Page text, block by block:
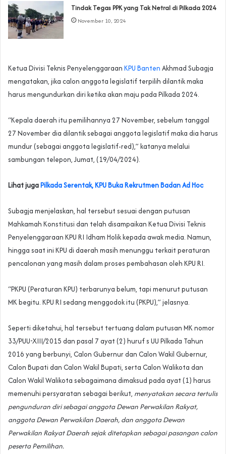
Tindak Tegas PPK yang Tak Netral di Pilkada 2024
November 10, 2024
Ketua Divisi Teknis Penyelenggaraan KPU Banten Akhmad Subagja
mengatakan, jika calon anggota legislatif terpilih dilantik maka
harus mengundurkan diri ketika akan maju pada Pilkada 2024.
“Kepala daerah itu pemilihannya 27 November, sebelum tanggal
27 November dia dilantik sebagai anggota legislatif maka dia harus
mundur (sebagai anggota legislatif-red),” katanya melalui
sambungan telepon, Jumat, (19/04/2024).
Lihat jugaPilkada Serentak, KPU Buka Rekrutmen Badan Ad Hoc
Subagja menjelaskan, hal tersebut sesuai dengan putusan
Mahkamah Konstitusi dan telah disampaikan Ketua Divisi Teknis
Penyelenggaraan KPU RI Idham Holik kepada awak media. Namun,
hingga saat ini KPU di daerah masih menunggu terkait peraturan
pencalonan yang masih dalam proses pembahasan oleh KPU RI.
“PKPU (Peraturan KPU) terbarunya belum, tapi menurut putusan
MK begitu. KPU RI sedang menggodok itu (PKPU),” jelasnya.
Seperti diketahui, hal tersebut tertuang dalam putusan MK nomor
33/PUU-XIII/2015 dan pasal 7 ayat (2) huruf s UU Pilkada Tahun
2016 yang berbunyi, Calon Gubernur dan Calon Wakil Gubernur,
Calon Bupati dan Calon Wakil Bupati, serta Calon Walikota dan
Calon Wakil Walikota sebagaimana dimaksud pada ayat (1) harus
memenuhi persyaratan sebagai berikut, menyatakan secara tertulis
pengunduran diri sebagai anggota Dewan Perwakilan Rakyat,
anggota Dewan Perwakilan Daerah, dan anggota Dewan
Perwakilan Rakyat Daerah sejak ditetapkan sebagai pasangan calon
peserta Pemilihan.